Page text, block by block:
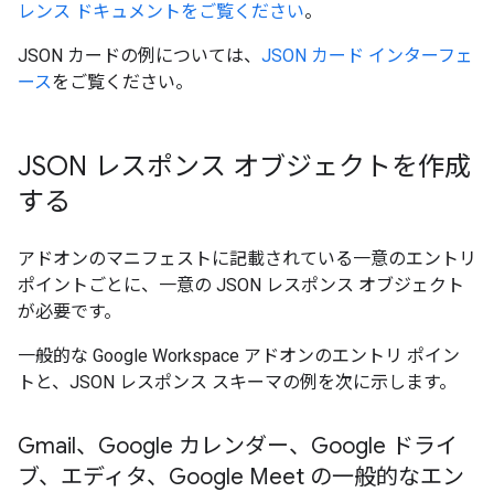
レンス ドキュメントをご覧ください。
JSON カードの例については、 JSON カード インターフェ
ースをご覧ください。
JSON レスポンス オブジェクトを作成
する
アドオンのマニフェストに記載されている一意のエントリ
ポイントごとに、一意の JSON レスポンス オブジェクト
が必要です。
一般的な Google Workspace アドオンのエントリ ポイン
トと、JSON レスポンス スキーマの例を次に示します。
Gmail、Google カレンダー、Google ドライ
ブ、エディタ、Google Meet の一般的なエン